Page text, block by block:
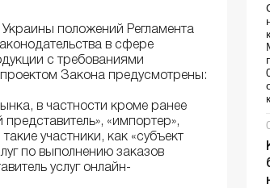
положений Регламента
в сфере
с требованиями
Закона предусмотрены:
в частности кроме ранее
«импортер»,
участники, как «субъект
по выполнению заказов
услуг онлайн-